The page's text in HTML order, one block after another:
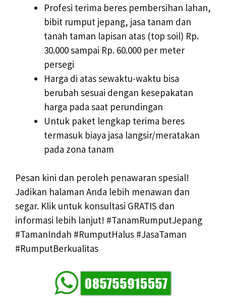
Profesi terima beres pembersihan lahan,
bibit rumput jepang, jasa tanam dan
tanah taman lapisan atas (top soil) Rp.
30.000 sampai Rp. 60.000 per meter
persegi
Harga di atas sewaktu-waktu bisa
berubah sesuai dengan kesepakatan
harga pada saat perundingan
Untuk paket lengkap terima beres
termasuk biaya jasa langsir/meratakan
pada zona tanam
Pesan kini dan peroleh penawaran spesial!
Jadikan halaman Anda lebih menawan dan
segar. Klik untuk konsultasi GRATIS dan
informasi lebih lanjut! #TanamRumputJepang
#TamanIndah #RumputHalus #JasaTaman
#RumputBerkualitas